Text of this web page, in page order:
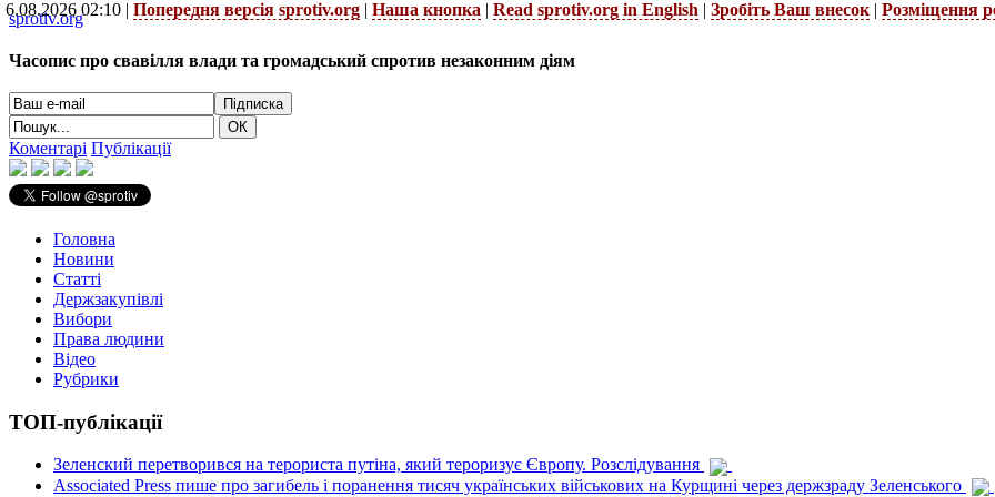
6.08.2026 02:10 | Попередня версія sprotiv.org | Наша кнопка | Read sprotiv.org in English | Зробіть Ваш внесок | Розміщення
sprotiv.org
Часопис про свавілля влади та громадський спротив незаконним діям
Коментарі Публікації
Головна
Новини
Статті
Держзакупівлі
Вибори
Права людини
Відео
Рубрики
ТОП-публікації
Зеленский перетворився на терориста путіна, який тероризує Європу. Розслідування
Associated Press пише про загибель і поранення тисяч українських військових на Курщині через держзраду Зеленського